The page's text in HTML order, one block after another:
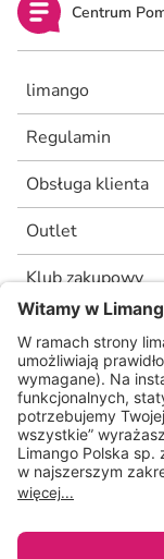
Centrum
limango
Regulamin
Obsługa klienta
Outlet
Klub zakupowy